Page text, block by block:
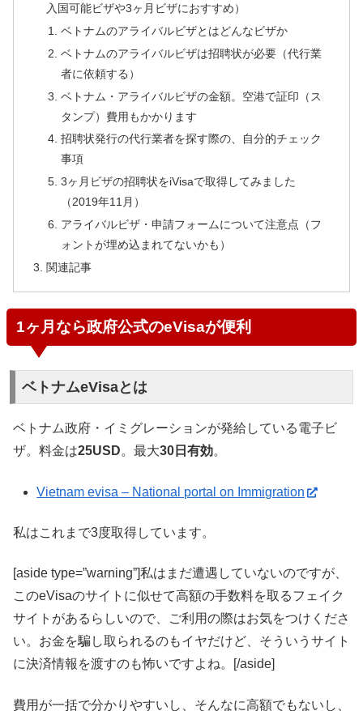
入国可能ビザや3ヶ月ビザにおすすめ）
ベトナムのアライバルビザとはどんなビザか
ベトナムのアライバルビザは招聘状が必要（代行業
者に依頼する）
ベトナム・アライバルビザの金額。空港で証印（ス
タンプ）費用もかかります
招聘状発行の代行業者を探す際の、自分的チェック
事項
3ヶ月ビザの招聘状をiVisaで取得してみました
（2019年11月）
アライバルビザ・申請フォームについて注意点（フ
ォントが埋め込まれてないかも）
関連記事
1ヶ月なら政府公式のeVisaが便利
ベトナムeVisaとは
ベトナム政府・イミグレーションが発給している電子ビ
ザ。料金は25USD。最大30日有効。
Vietnam evisa – National portal on Immigration
私はこれまで3度取得しています。
[aside type=”warning”]私はまだ遭遇していないのですが、
このeVisaのサイトに似せて高額の手数料を取るフェイク
サイトがあるらしいので、ご利用の際はお気をつけくださ
い。お金を騙し取られるのもイヤだけど、そういうサイト
に決済情報を渡すのも怖いですよね。[/aside]
費用が一括で分かりやすいし、そんなに高額でもないし、